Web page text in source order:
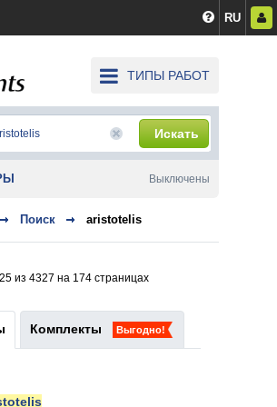
RU
ТИПЫ РАБОТ
Искать
Поиск aristotelis
из 4327 на 174 страницах
Комплекты Выгодно!
Выключены